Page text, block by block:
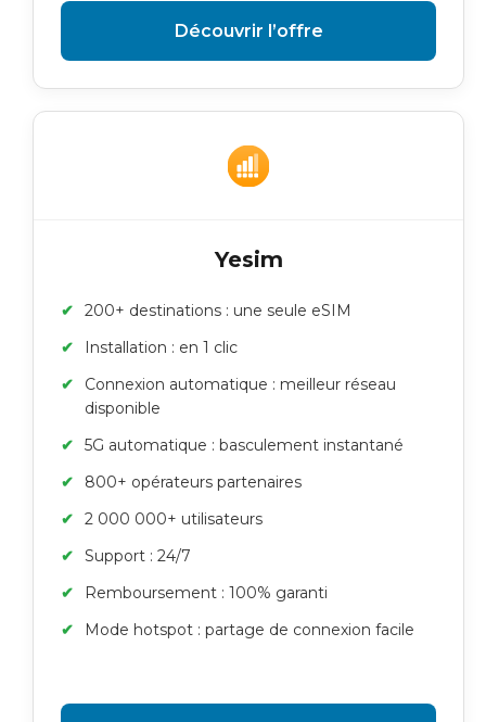
Découvrir l’offre
Yesim
200+ destinations : une seule eSIM
Installation : en 1 clic
Connexion automatique : meilleur réseau
disponible
5G automatique : basculement instantané
800+ opérateurs partenaires
2 000 000+ utilisateurs
Support : 24/7
Remboursement : 100% garanti
Mode hotspot : partage de connexion facile